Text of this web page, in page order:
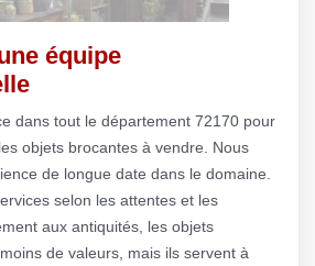
équipe
dans tout le département 72170 pour
objets brocantes à vendre. Nous
de longue date dans le domaine.
selon les attentes et les
aux antiquités, les objets
de valeurs, mais ils servent à